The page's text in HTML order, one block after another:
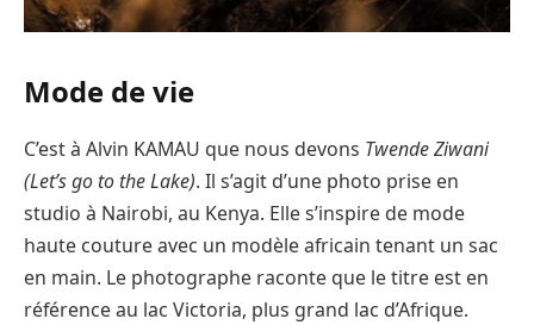
Mode de vie
C’est à Alvin KAMAU que nous devons Twende Ziwani
(Let’s go to the Lake). Il s’agit d’une photo prise en
studio à Nairobi, au Kenya. Elle s’inspire de mode
haute couture avec un modèle africain tenant un sac
en main. Le photographe raconte que le titre est en
référence au lac Victoria, plus grand lac d’Afrique.